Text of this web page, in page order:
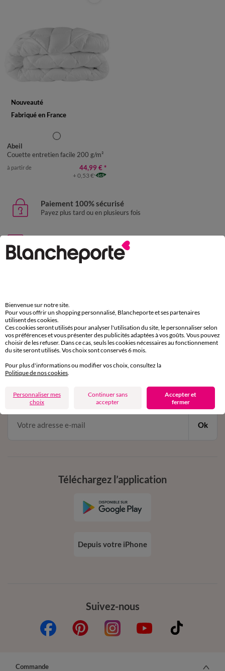
Nouveauté
Fabriqué en France
Abeil
Couette entretien facile 200 g/m²
à partir de 44,99 € *
+ 0,53 €
Paiement 100% sécurisé
Payez plus tard ou en plusieurs fois
Livraison express
domicile, relais, consignes automatiques
Service clients
par chat et par téléphone
de 8h00 à 20h00 du lundi au samedi
11€ Offerts
en vous inscrivant à la newsletter
dès 20€ d’achat
conditions dans votre email de confirmation
Ok
Suivez-nous
Téléchargez l’application
Depuis votre iPhone
Commande
Bienvenue sur notre site.
Pour vous offrir un shopping personnalisé, Blancheporte et ses partenaires
utilisent des cookies.
Ces cookies seront utilisés pour analyser l'utilisation du site, le personnaliser selon
vos préférences et vous présenter des publicités adaptées à vos goûts. Vous pouvez
choisir de les refuser. Dans ce cas, seuls les cookies nécessaires au fonctionnement
du site seront utilisés. Vos choix sont conservés 6 mois.
Pour plus d'informations ou modifier vos choix, consultez la
Politique de nos cookies.
Personnaliser mes
choix
Continuer sans
accepter
Accepter et
fermer